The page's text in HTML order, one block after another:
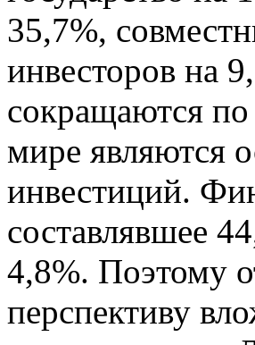
35,7%,
инвесторов на
сокращаются
мире являются
инвестиций.
составлявшее
4,8%. Поэтому
перспективу